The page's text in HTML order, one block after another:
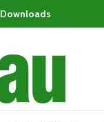
Downloads